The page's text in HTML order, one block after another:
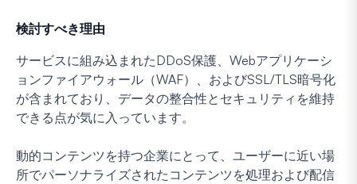
検討すべき理由
サービスに組み込まれたDDoS保護、Webアプリケーシ
ョンファイアウォール（WAF）、およびSSL/TLS暗号化
が含まれており、データの整合性とセキュリティを維持
できる点が気に入っています。
動的コンテンツを持つ企業にとって、ユーザーに近い場
所でパーソナライズされたコンテンツを処理および配信